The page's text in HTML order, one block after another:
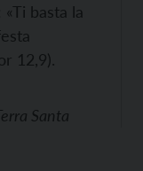
basta la
12,9).
Santa